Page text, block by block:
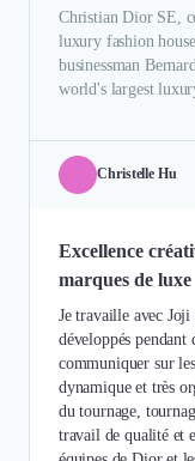
Christian Dior SE,
luxury fashion
businessman
world's largest
Christelle Hu
Excellence
marques de luxe
Je travaille avec
développés pendant
communiquer sur
dynamique et très
du tournage,
travail de qualité et